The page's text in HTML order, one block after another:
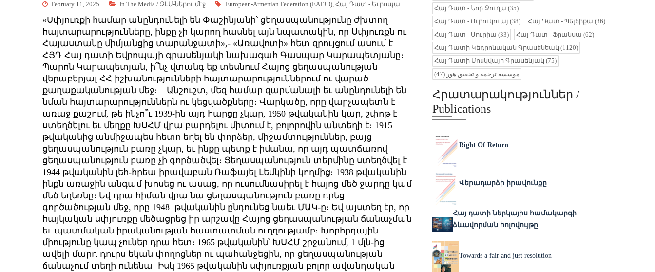
February 11, 2025 In The Media / ԶԼՄ-ներու մէջ European-Armenian Federation (EAFJD), Հայ Դատ - Եւրոպա
«Սփյուռքի համար անընդունելի են Փաշինյանի՝ ցեղասպանությունը ժխտող
հայտարարությունները, ինքը չի կարող հասնել այն նպատակին, որ Սփյուռքն ու
Հայաստանը միմյանցից տարանջատի»,- «Առավոտի» հետ զրույցում ասում է
ՀՅԴ Հայ դատի Եվրոպայի գրասենյակի նախագահ Գասպար Կարապետյանը։ –
Պարոն Կարապետյան, ի՞նչ վտանգ եք տեսնում Հայոց ցեղասպանության
վերաբերյալ ՀՀ իշխանությունների հայտարարություններում ու վարած
քաղաքականության մեջ։ – Անշուշտ, մեզ համար զարմանալի եւ անընդունելի են
նման հայտարարություններն ու կեցվածքները։ Վարկածը, որը վարչապետն է
առաջ քաշում, թե ինչո՞ւ 1939-ին այդ հարցը չկար, 1950 թվականին կար, շփոթ է
ստեղծելու եւ մեղքը ԽՍՀՄ վրա բարդելու միտում է, բոլորովին անտեղի է։ 1915
թվականից անմիջապես հետո եղել են փորձեր, միջամտություններ, բայց
ցեղասպանություն բառը չկար, եւ ինքը պետք է իմանա, որ այդ պատճառով
ցեղասպանություն բառը չի գործածվել։ Ցեղասպանություն տերմինը ստեղծվել է
1944 թվականին լեհ-հրեա իրավաբան Ռաֆայել Լեմկինի կողմից։ 1938 թվականին
ինքն առաջին անգամ խոսեց ու ասաց, որ ուսումնասիրել է հայոց մեծ ջարդը կամ
մեծ եղեռնը։ Եվ դրա հիման վրա նա ցեղասպանություն բառը դրեց
գործածության մեջ, որը 1948 թվականին ընդունեց նաեւ ՄԱԿ-ը։ Եվ այստեղ էր, որ
հայկական սփյուռքը մեծացրեց իր արշավը Հայոց ցեղասպանության ճանաչման
եւ պատմական իրականության հաստատման ուղղությամբ։ Խորհրդային
միությունը կապ չուներ դրա հետ։ 1965 թվականին՝ ԽՍՀՄ շրջանում, 1 մլն-ից
ավելի մարդ դուրս եկան փողոցներ ու պահանջեցին, որ ցեղասպանության
ճանաչում տեղի ունենա։ Իսկ 1965 թվականին սփյուռքյան բոլոր ավանդական
Հայ Դատ - Նոր Ջուղա (35)
Հայ Դատ - Ուրուկուայ (38) Հայ Դատ - Պելճիքա (36)
Հայ Դատ - Սուրիա (33) Հայ Դատ - Ֆրանսա (62)
Հայ Դատի Կեդրոնական Գրասենեակ (1120)
Հայ Դատի Մոսկվայի Գրասենյակ (75)
موسسه ترجمه و تحقیق هور (47)
Հրատարակություններ /
Publications
Right Of Return
Վերադարձի իրավունքը
Հայ դատի ներկայիս համակարգի
ձևավորման հոլովույթը
Towards a fair and just resolution